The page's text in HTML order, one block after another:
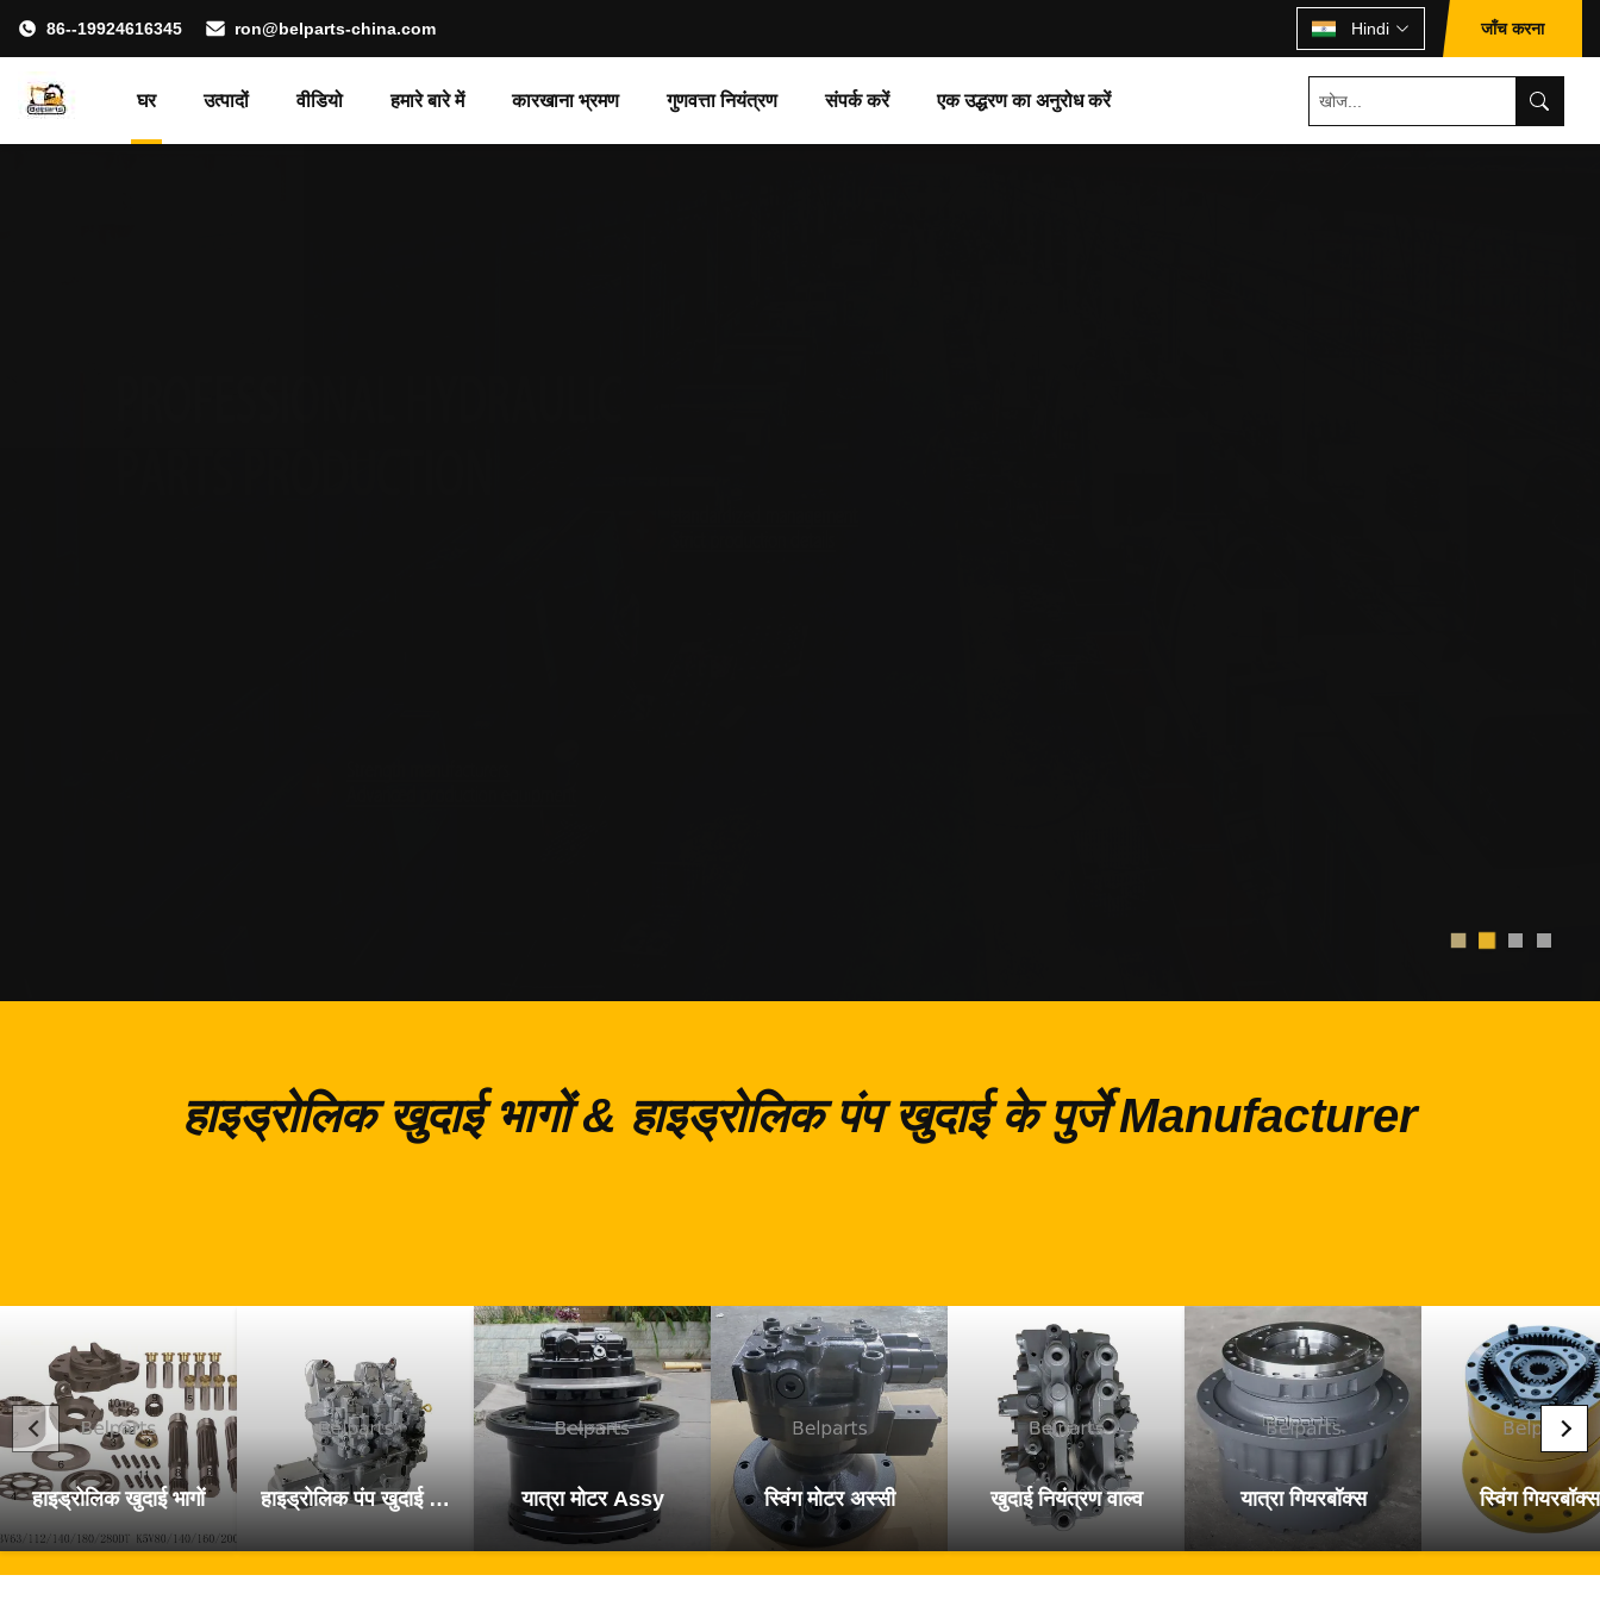
86--19924616345 ron@belparts-china.com Hindi जाँच करना
घर उत्पादों वीडियो हमारे बारे में कारखाना भ्रमण गुणवत्ता नियंत्रण संपर्क करें एक उद्धरण का अनुरोध करें
हाइड्रोलिक खुदाई भागों & हाइड्रोलिक पंप खुदाई के पुर्जे Manufacturer
हाइड्रोलिक खुदाई भागों हाइड्रोलिक पंप खुदाई के पुर्जे यात्रा मोटर Assy स्विंग मोटर अस्सी खुदाई नियंत्रण वाल्व यात्रा गियरबॉक्स स्विंग गियरबॉक्स